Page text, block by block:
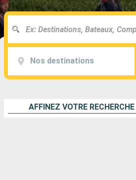
Nos destinations
AFFINEZ VOTRE RECHERCHE